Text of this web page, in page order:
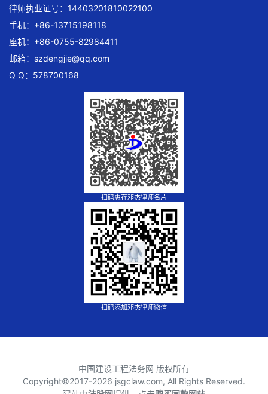
律师执业证号：14403201810022100
手机：+86-13715198118
座机：+86-0755-82984411
邮箱： szdengjie@qq.com
Q Q：578700168
扫码惠存邓杰律师名片
扫码添加邓杰律师微信
中国建设工程法务网 版权所有
Copyright©2017-2026 jsgclaw.com, All Rights Reserved.